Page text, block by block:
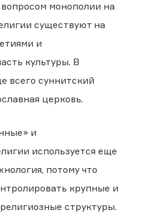
монополии на
существуют на
и
культуры. В
всего суннитский
церковь.
и
используется еще
потому что
крупные и
структуры.